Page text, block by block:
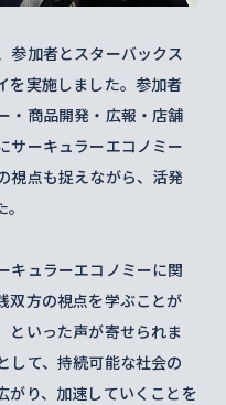
参加者とスターバックス
を実施しました。参加者
・商品開発・広報・店舗
サーキュラーエコノミー
視点も捉えながら、活発
キュラーエコノミーに関
双方の視点を学ぶことが
といった声が寄せられま
して、持続可能な社会の
がり、加速していくことを